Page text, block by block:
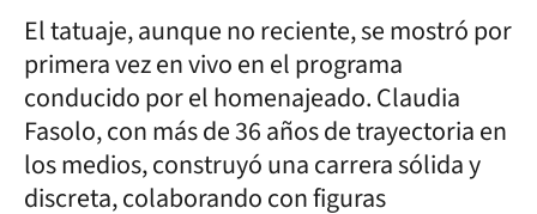
El tatuaje, aunque no reciente, se mostró por
primera vez en vivo en el programa
conducido por el homenajeado. Claudia
Fasolo, con más de 36 años de trayectoria en
los medios, construyó una carrera sólida y
discreta, colaborando con figuras